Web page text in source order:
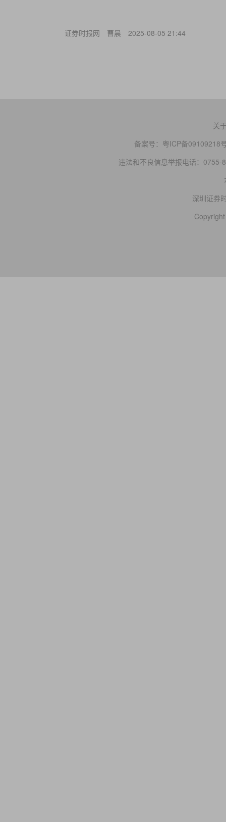
证券时报网 曹晨 2025-08-05 21:44
关
备案号： 粤ICP备09109218
违法和不良信息举报电话：0755-
深圳证券